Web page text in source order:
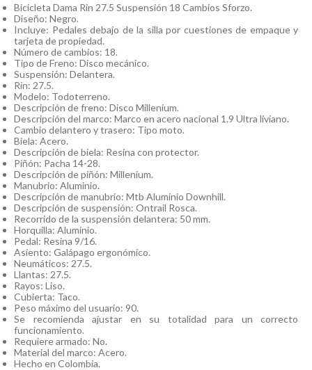
Bicicleta Dama Rin 27.5 Suspensión 18 Cambios Sforzo.
Diseño: Negro.
Incluye: Pedales debajo de la silla por cuestiones de empaque y
tarjeta de propiedad.
Número de cambios: 18.
Tipo de Freno: Disco mecánico.
Suspensión: Delantera.
Rin: 27.5.
Modelo: Todoterreno.
Descripción de freno: Disco Millenium.
Descripción del marco: Marco en acero nacional 1.9 Ultra liviano.
Cambio delantero y trasero: Tipo moto.
Biela: Acero.
Descripción de biela: Resina con protector.
Piñón: Pacha 14-28.
Descripción de piñón: Millenium.
Manubrio: Aluminio.
Descripción de manubrio: Mtb Aluminio Downhill.
Descripción de suspensión: Ontrail Rosca.
Recorrido de la suspensión delantera: 50 mm.
Horquilla: Aluminio.
Pedal: Resina 9/16.
Asiento: Galápago ergonómico.
Neumáticos: 27.5.
Llantas: 27.5.
Rayos: Liso.
Cubierta: Taco.
Peso máximo del usuario: 90.
Se recomienda ajustar en su totalidad para un correcto
funcionamiento.
Requiere armado: No.
Material del marco: Acero.
Hecho en Colombia.